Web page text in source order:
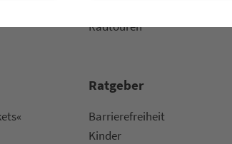
Radtouren
Rat­ge­ber
Bar­ri­e­re­frei­heit
Kinder